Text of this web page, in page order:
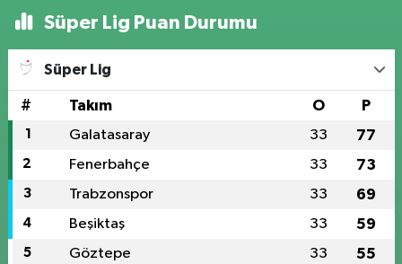
Süper Lig Puan Durumu
Süper Lig
# Takım O P
1 Galatasaray 33 77
2 Fenerbahçe 33 73
3 Trabzonspor 33 69
4 Beşiktaş 33 59
5 Göztepe 33 55